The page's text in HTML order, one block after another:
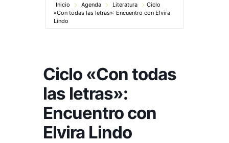
Inicio Agenda Literatura
Ciclo
«Con todas las letras»: Encuentro con Elvira
Lindo
Ciclo «Con todas
las letras»:
Encuentro con
Elvira Lindo